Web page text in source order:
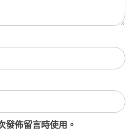
發佈留言時使用。